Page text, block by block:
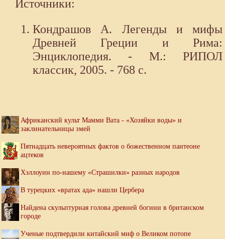
Источники:
Кондрашов А. Легенды и мифы
Древней Греции и Рима:
Энциклопедия. - М.: РИПОЛ
классик, 2005. - 768 с.
Африканский культ Мамми Вата - «Хозяйки воды» и
заклинательницы змей
Пятнадцать невероятных фактов о божественном пантеоне
ацтеков
Хэллоуин по-нашему «Страшилки» разных народов
В турецких «вратах ада» нашли Цербера
Найдена скульптурная голова древней богини в британском
городе
Ученые подтвердили китайский миф о Великом потопе